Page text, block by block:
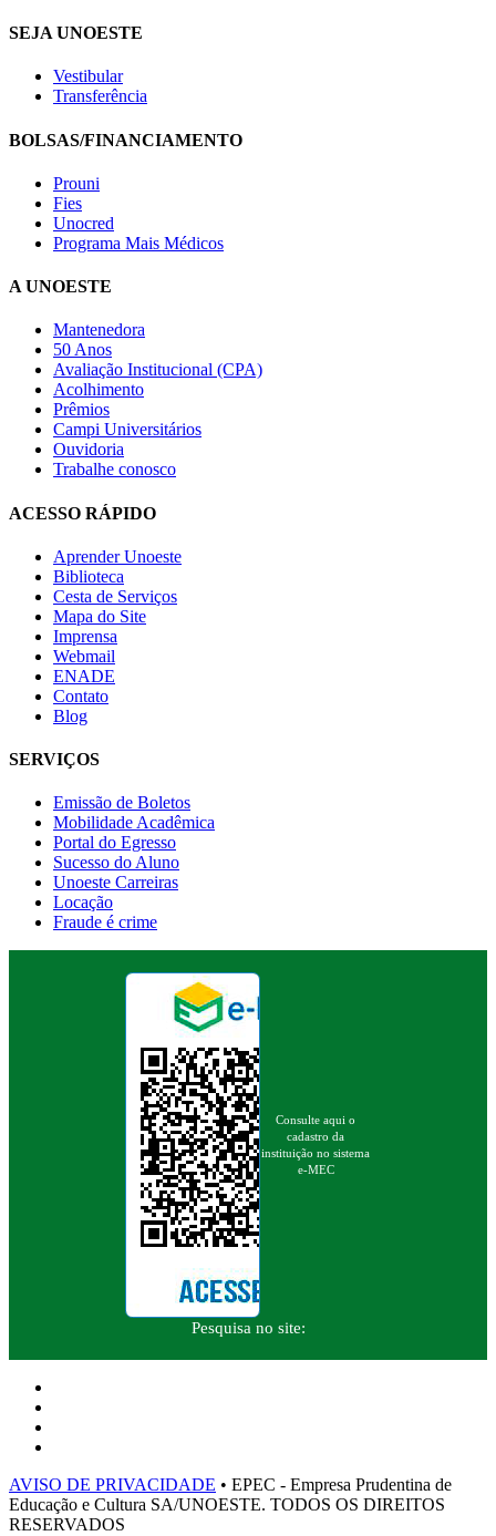
SEJA UNOESTE
Vestibular
Transferência
BOLSAS/FINANCIAMENTO
Prouni
Fies
Unocred
Programa Mais Médicos
A UNOESTE
Mantenedora
50 Anos
Avaliação Institucional (CPA)
Acolhimento
Prêmios
Campi Universitários
Ouvidoria
Trabalhe conosco
ACESSO RÁPIDO
Aprender Unoeste
Biblioteca
Cesta de Serviços
Mapa do Site
Imprensa
Webmail
ENADE
Contato
Blog
SERVIÇOS
Emissão de Boletos
Mobilidade Acadêmica
Portal do Egresso
Sucesso do Aluno
Unoeste Carreiras
Locação
Fraude é crime
Consulte aqui o
cadastro da
instituição no sistema
e-MEC
Pesquisa no site:
AVISO DE PRIVACIDADE • EPEC - Empresa Prudentina de
Educação e Cultura SA/UNOESTE. TODOS OS DIREITOS
RESERVADOS